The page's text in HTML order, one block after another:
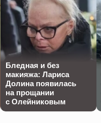
Бледная и без
макияжа: Лариса
Долина появилась
на прощании
с Олейниковым